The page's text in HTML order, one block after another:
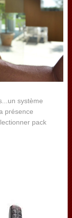
système
présence
pack